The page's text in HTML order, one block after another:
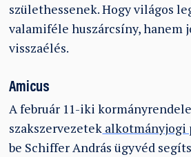
születhessenek. Hogy világos
valamiféle huszárcsíny, hanem
visszaélés.
Amicus
A február 11-iki
szakszervezetek alkotmányjogi
be Schiffer András ügyvéd